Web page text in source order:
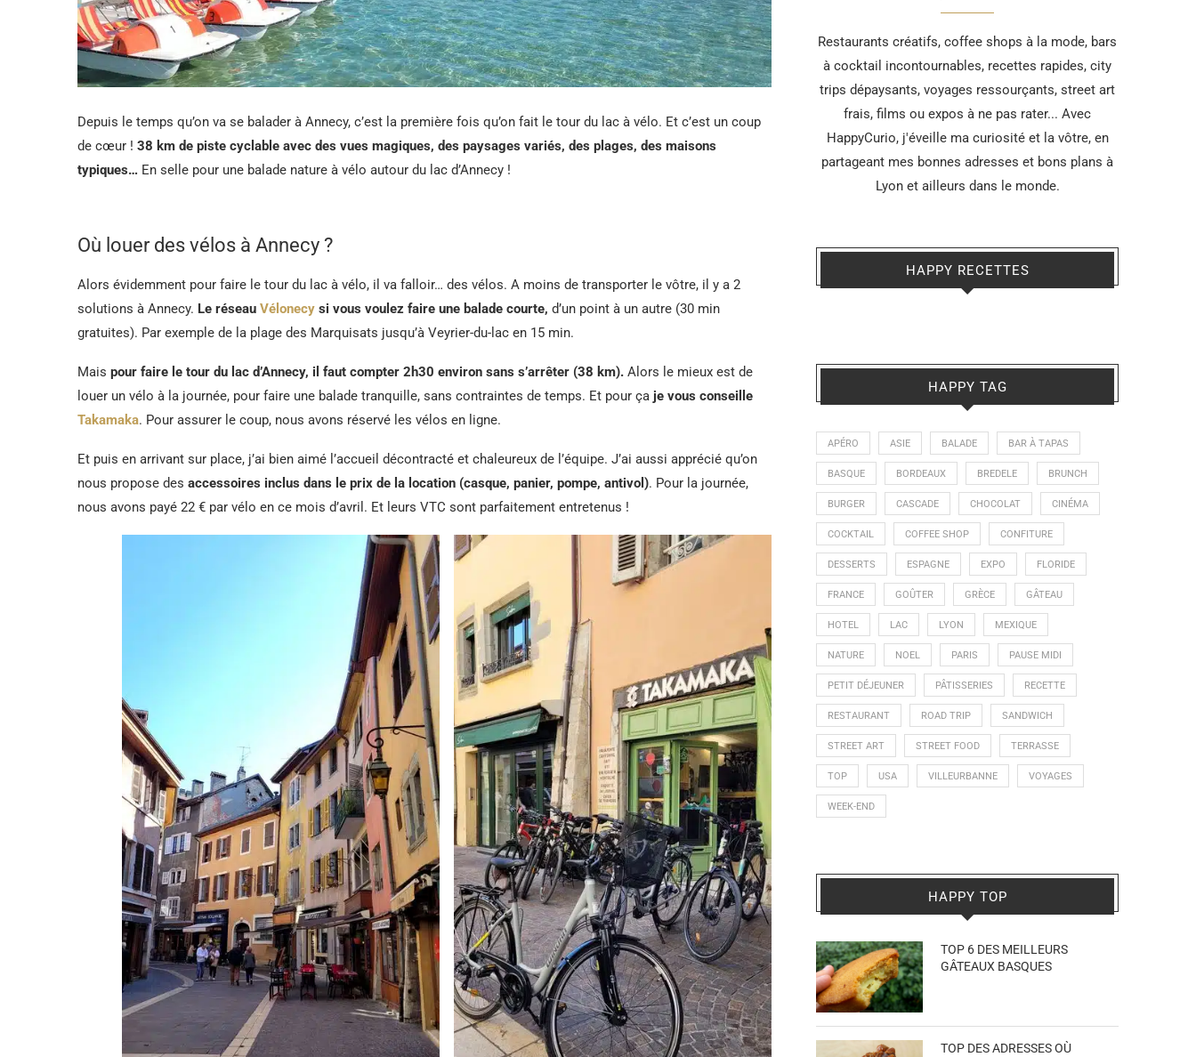
Depuis le temps qu’on va se balader à Annecy, c’est la première fois qu’on fait le tour du lac à vélo. Et c’est un coup
de cœur ! 38 km de piste cyclable avec des vues magiques, des paysages variés, des plages, des maisons
typiques… En selle pour une balade nature à vélo autour du lac d’Annecy !
Où louer des vélos à Annecy ?
Alors évidemment pour faire le tour du lac à vélo, il va falloir… des vélos. A moins de transporter le vôtre, il y a 2
solutions à Annecy. Le réseau Vélonecy si vous voulez faire une balade courte, d’un point à un autre (30 min
gratuites). Par exemple de la plage des Marquisats jusqu’à Veyrier-du-lac en 15 min.
Mais pour faire le tour du lac d’Annecy, il faut compter 2h30 environ sans s’arrêter (38 km). Alors le mieux est de
louer un vélo à la journée, pour faire une balade tranquille, sans contraintes de temps. Et pour ça je vous conseille
Takamaka. Pour assurer le coup, nous avons réservé les vélos en ligne.
Et puis en arrivant sur place, j’ai bien aimé l’accueil décontracté et chaleureux de l’équipe. J’ai aussi apprécié qu’on
nous propose des accessoires inclus dans le prix de la location (casque, panier, pompe, antivol). Pour la journée,
nous avons payé 22 € par vélo en ce mois d’avril. Et leurs VTC sont parfaitement entretenus !
Restaurants créatifs, coffee shops à la mode, bars
à cocktail incontournables, recettes rapides, city
trips dépaysants, voyages ressourçants, street art
frais, films ou expos à ne pas rater... Avec
HappyCurio, j'éveille ma curiosité et la vôtre, en
partageant mes bonnes adresses et bons plans à
Lyon et ailleurs dans le monde.
HAPPY RECETTES
HAPPY TAG
APÉRO ASIE BALADE BAR À TAPAS
BASQUE BORDEAUX BREDELE BRUNCH
BURGER CASCADE CHOCOLAT CINÉMA
COCKTAIL COFFEE SHOP CONFITURE
DESSERTS ESPAGNE EXPO FLORIDE
FRANCE GOÛTER GRÈCE GÂTEAU
HOTEL LAC LYON MEXIQUE
NATURE NOEL PARIS PAUSE MIDI
PETIT DÉJEUNER PÂTISSERIES RECETTE
RESTAURANT ROAD TRIP SANDWICH
STREET ART STREET FOOD TERRASSE
TOP USA VILLEURBANNE VOYAGES
WEEK-END
HAPPY TOP
TOP 6 DES MEILLEURS
GÂTEAUX BASQUES
TOP DES ADRESSES OÙ